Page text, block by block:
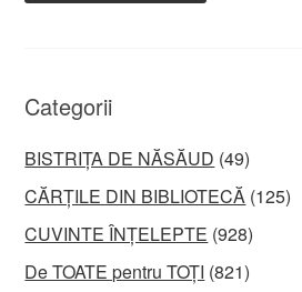
Categorii
BISTRIȚA DE NĂSĂUD (49)
CĂRȚILE DIN BIBLIOTECĂ (125)
CUVINTE ÎNȚELEPTE (928)
De TOATE pentru TOȚI (821)